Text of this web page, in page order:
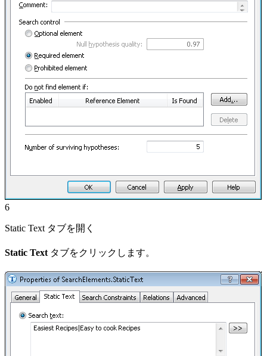
6
Static Text タブを開く
Static Text タブをクリックします。